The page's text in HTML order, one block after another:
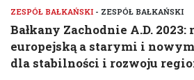
ZESPÓŁ BAŁKAŃSKI - ZESPÓŁ BAŁKAŃSKI
Bałkany Zachodnie A.D.
europejską a starymi i
dla stabilności i rozwoju